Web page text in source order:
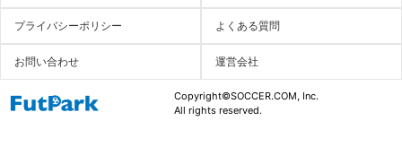
プライバシーポリシー よくある質問
お問い合わせ 運営会社
Copyright©SOCCER.COM, Inc.
All rights reserved.